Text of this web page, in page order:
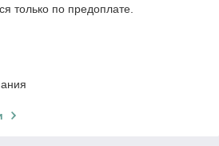
только по предоплате.